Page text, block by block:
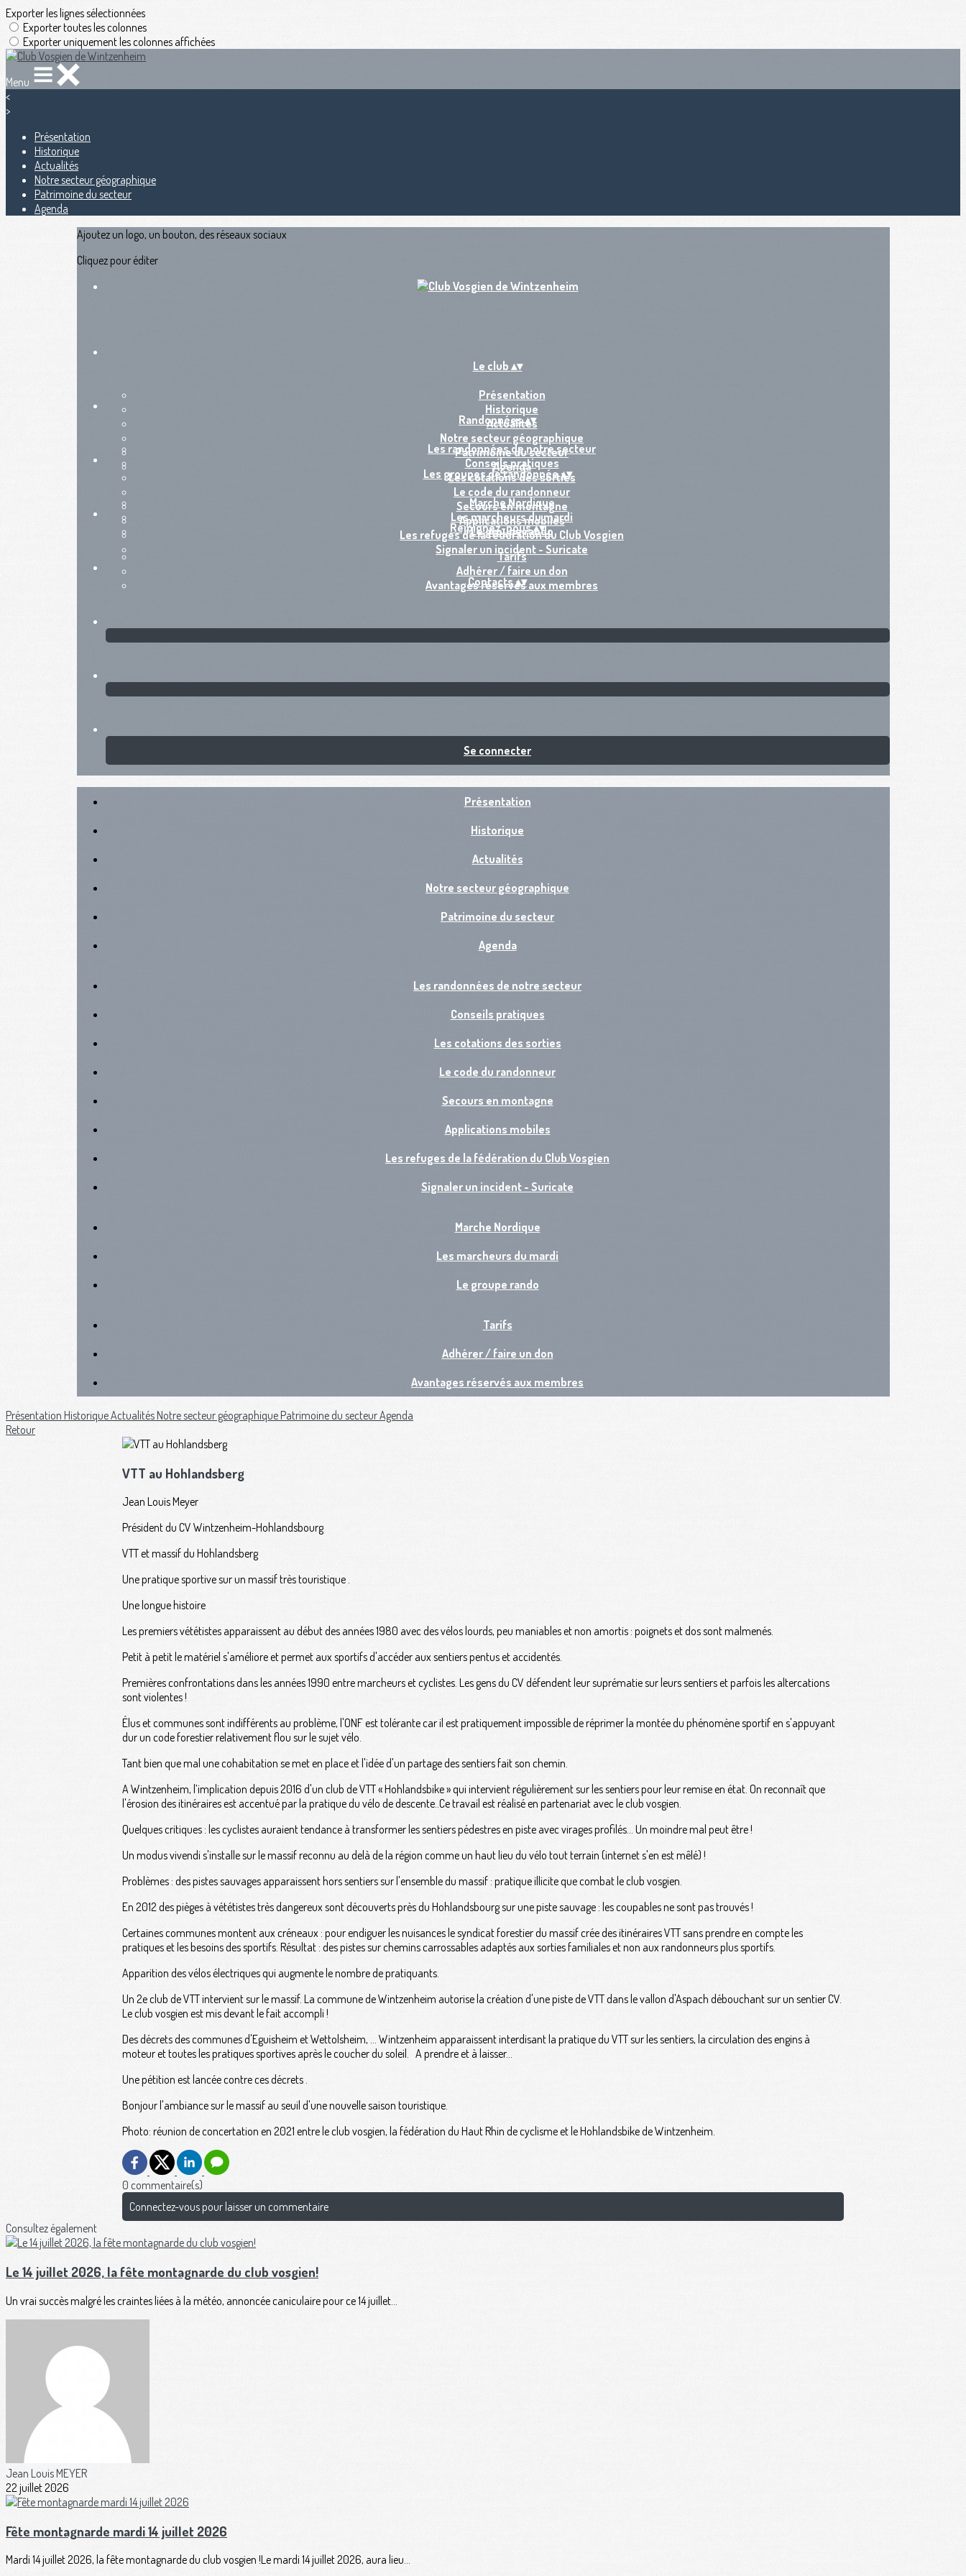
Exporter les lignes sélectionnées
Exporter toutes les colonnes
Exporter uniquement les colonnes affichées
Menu
<
>
Présentation
Historique
Actualités
Notre secteur géographique
Patrimoine du secteur
Agenda
Ajoutez un logo, un bouton, des réseaux sociaux
Cliquez pour éditer
Le club ▴▾
Présentation
Historique
Actualités
Notre secteur géographique
Patrimoine du secteur
Agenda
Randonnées▴▾
Les randonnées de notre secteur
Conseils pratiques
Les cotations des sorties
Le code du randonneur
Secours en montagne
Applications mobiles
Les refuges de la fédération du Club Vosgien
Signaler un incident - Suricate
Les groupes de randonnée▴▾
Marche Nordique
Les marcheurs du mardi
Le groupe rando
Rejoignez-nous▴▾
Tarifs
Adhérer / faire un don
Avantages réservés aux membres
Contacts▴▾
Se connecter
Présentation
Historique
Actualités
Notre secteur géographique
Patrimoine du secteur
Agenda
Les randonnées de notre secteur
Conseils pratiques
Les cotations des sorties
Le code du randonneur
Secours en montagne
Applications mobiles
Les refuges de la fédération du Club Vosgien
Signaler un incident - Suricate
Marche Nordique
Les marcheurs du mardi
Le groupe rando
Tarifs
Adhérer / faire un don
Avantages réservés aux membres
Présentation HistoriqueActualités Notre secteur géographique Patrimoine du secteurAgenda
Retour
VTT au Hohlandsberg
Jean Louis Meyer
Président du CV Wintzenheim-Hohlandsbourg
VTT et massif du Hohlandsberg
Une pratique sportive sur un massif très touristique .
Une longue histoire
Les premiers vététistes apparaissent au début des années 1980 avec des vélos lourds, peu maniables et non amortis : poignets et dos sont malmenés.
Petit à petit le matériel s'améliore et permet aux sportifs d'accéder aux sentiers pentus et accidentés.
Premières confrontations dans les années 1990 entre marcheurs et cyclistes. Les gens du CV défendent leur suprématie sur leurs sentiers et parfois les altercations
sont violentes !
Élus et communes sont indifférents au problème, l'ONF est tolérante car il est pratiquement impossible de réprimer la montée du phénomène sportif en s'appuyant
dur un code forestier relativement flou sur le sujet vélo.
Tant bien que mal une cohabitation se met en place et l'idée d'un partage des sentiers fait son chemin.
A Wintzenheim, l’implication depuis 2016 d'un club de VTT « Hohlandsbike » qui intervient régulièrement sur les sentiers pour leur remise en état. On reconnaît que
l'érosion des itinéraires est accentué par la pratique du vélo de descente..Ce travail est réalisé en partenariat avec le club vosgien.
Quelques critiques : les cyclistes auraient tendance à transformer les sentiers pédestres en piste avec virages profilés... Un moindre mal peut être !
Un modus vivendi s'installe sur le massif reconnu au delà de la région comme un haut lieu du vélo tout terrain (internet s'en est mêlé) !
Problèmes : des pistes sauvages apparaissent hors sentiers sur l'ensemble du massif : pratique illicite que combat le club vosgien.
En 2012 des pièges à vététistes très dangereux sont découverts près du Hohlandsbourg sur une piste sauvage : les coupables ne sont pas trouvés !
Certaines communes montent aux créneaux : pour endiguer les nuisances le syndicat forestier du massif crée des itinéraires VTT sans prendre en compte les
pratiques et les besoins des sportifs. Résultat : des pistes sur chemins carrossables adaptés aux sorties familiales et non aux randonneurs plus sportifs.
Apparition des vélos électriques qui augmente le nombre de pratiquants.
Un 2e club de VTT intervient sur le massif. La commune de Wintzenheim autorise la création d'une piste de VTT dans le vallon d'Aspach débouchant sur un sentier CV.
Le club vosgien est mis devant le fait accompli !
Des décrets des communes d'Eguisheim et Wettolsheim, … Wintzenheim apparaissent interdisant la pratique du VTT sur les sentiers, la circulation des engins à
moteur et toutes les pratiques sportives après le coucher du soleil. A prendre et à laisser...
Une pétition est lancée contre ces décrets .
Bonjour l'ambiance sur le massif au seuil d'une nouvelle saison touristique.
Photo: réunion de concertation en 2021 entre le club vosgien, la fédération du Haut Rhin de cyclisme et le Hohlandsbike de Wintzenheim.
0 commentaire(s)
Connectez-vous pour laisser un commentaire
Consultez également
Le 14 juillet 2026, la fête montagnarde du club vosgien!
Un vrai succès malgré les craintes liées à la météo, annoncée caniculaire pour ce 14 juillet...
Jean Louis MEYER
22 juillet 2026
Fête montagnarde mardi 14 juillet 2026
Mardi 14 juillet 2026, la fête montagnarde du club vosgien !Le mardi 14 juillet 2026, aura lieu...